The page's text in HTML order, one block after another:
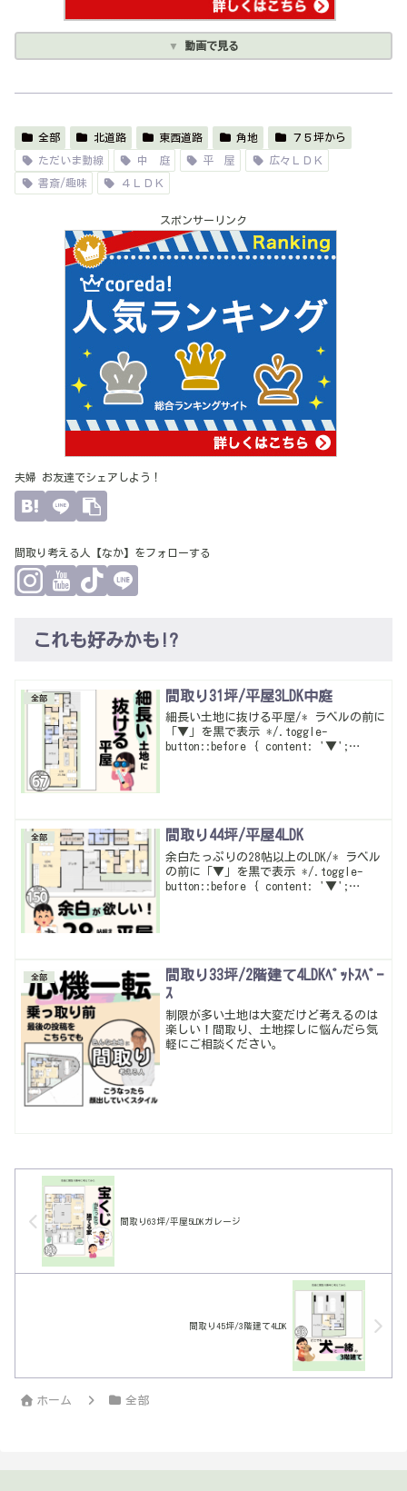
動画で見る
全部 北道路 東西道路 角地 ７５坪から
ただいま動線 中 庭 平 屋 広々ＬＤＫ
書斎/趣味 ４ＬＤＫ
スポンサーリンク
夫婦 お友達でシェアしよう！
間取り考える人【なか】をフォローする
これも好みかも!?
全部 間取り31坪/平屋3LDK中庭
細長い土地に抜ける平屋/* ラベルの前に
「▼」を黒で表示 */.toggle-
button::before { content: '▼';
全部 間取り44坪/平屋4LDK
余白たっぷりの28帖以上のLDK/* ラベル
の前に「▼」を黒で表示 */.toggle-
button::before { content: '▼';
全部
間取り33坪/2階建て4LDKﾍﾟｯﾄｽﾍﾟｰ
ｽ
制限が多い土地は大変だけど考えるのは
楽しい！間取り、土地探しに悩んだら気
軽にご相談ください。
間取り63坪/平屋5LDKガレージ
間取り45坪/3階建て4LDK
ホーム 全部